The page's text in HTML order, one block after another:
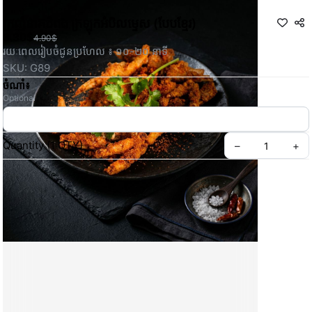
4.90$
រយៈពេលរៀបចំជូនប្រហែល ៖ ១០-២០ នាទី
SKU: G89
ចំណាំ៖
Optional
Quantity(1 QTY) – +